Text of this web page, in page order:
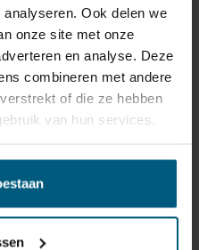
Ook delen we
onze site met onze
en analyse. Deze
combineren met andere
of die ze hebben
van hun services.